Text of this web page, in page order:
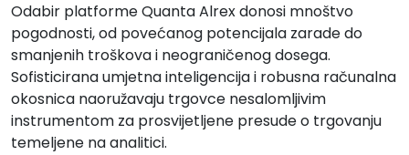
Odabir platforme Quanta Alrex donosi mnoštvo
pogodnosti, od povećanog potencijala zarade do
smanjenih troškova i neograničenog dosega.
Sofisticirana umjetna inteligencija i robusna računalna
okosnica naoružavaju trgovce nesalomljivim
instrumentom za prosvijetljene presude o trgovanju
temeljene na analitici.